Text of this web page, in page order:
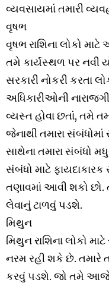
વ્યવસાયમાં તમારી
વૃષભ
વૃષભ રાશિના લોકો
તમે કાર્યસ્થળ પર નવી
સરકારી નોકરી કરતા
અધિકારીઓની
વ્યસ્ત હોવા છતાં, તમે
જેનાથી તમારા
સાથેના તમારા સંબંધો
સંબંધો માટે
તણાવમાં આવી શકો છો.
લેવાનું ટાળવું પડશે.
મિથુન
મિથુન રાશિના લોકો
નરમ રહી શકે છે. તમારે
કરવું પડશે. જો તમે આજે